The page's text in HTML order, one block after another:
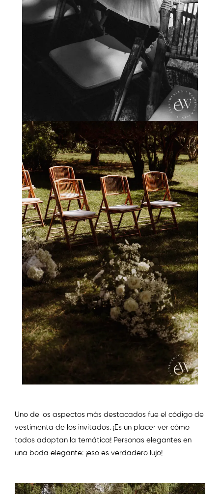
Uno de los aspectos más destacados fue el código de
vestimenta de los invitados. ¡Es un placer ver cómo
todos adoptan la temática! Personas elegantes en
una boda elegante: ¡eso es verdadero lujo!